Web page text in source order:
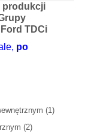
produkcji
TDCi
po
(1)
(2)